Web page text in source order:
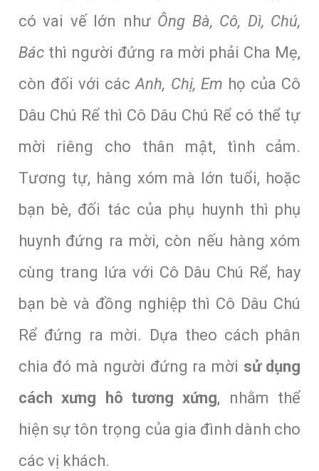
có vai vế lớn như Ông Bà, Cô, Dì, Chú,
Bácthì người đứng ra mời phải Cha Mẹ,
còn đối với cácAnh, Chị, Em họ của Cô
Dâu Chú Rể thì Cô Dâu Chú Rể có thể tự
mời riêng cho thân mật, tình cảm.
Tương tự, hàng xóm mà lớn tuổi, hoặc
bạn bè, đối tác của phụ huynh thì phụ
huynh đứng ra mời, còn nếu hàng xóm
cùng trang lứa với Cô Dâu Chú Rể, hay
bạn bè và đồng nghiệp thì Cô Dâu Chú
Rể đứng ra mời. Dựa theo cách phân
chia đó mà người đứng ra mời sử dụng
cách xưng hô tương xứng, nhằm thể
hiện sự tôn trọng của gia đình dành cho
các vị khách.